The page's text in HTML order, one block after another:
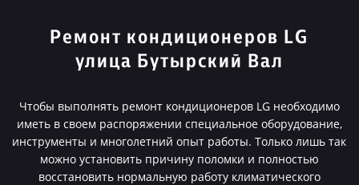
Ремонт кондиционеров LG
улица Бутырский Вал
Чтобы выполнять ремонт кондиционеров LG необходимо
иметь в своем распоряжении специальное оборудование,
инструменты и многолетний опыт работы. Только лишь так
можно установить причину поломки и полностью
восстановить нормальную работу климатического